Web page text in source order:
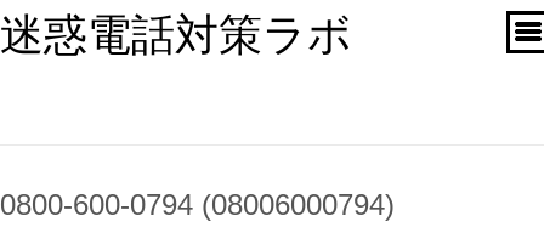
迷惑電話対策ラボ
0800-600-0794 (08006000794)